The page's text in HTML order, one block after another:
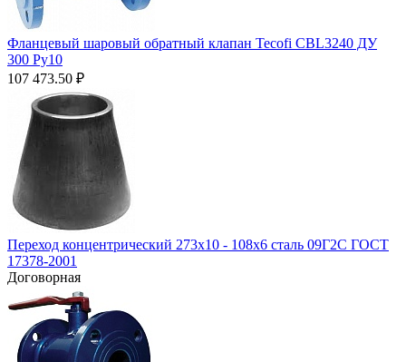
Фланцевый шаровый обратный клапан Tecofi CBL3240 ДУ
300 Ру10
107 473.50 ₽
Переход концентрический 273х10 - 108х6 сталь 09Г2С ГОСТ
17378-2001
Договорная